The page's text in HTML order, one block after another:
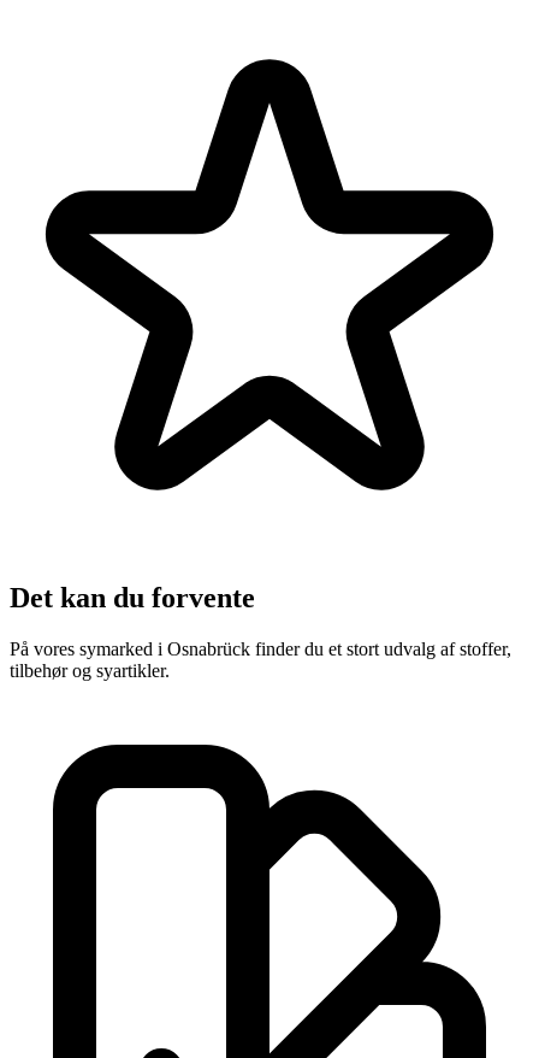
Det kan du forvente
På vores symarked i Osnabrück finder du et stort udvalg af stoffer,
tilbehør og syartikler.